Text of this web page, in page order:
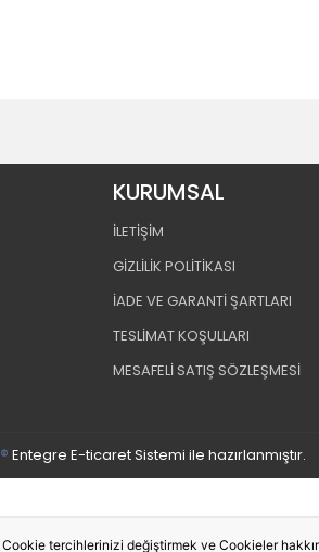
KURUMSAL
İLETİŞİM
GİZLİLİK POLİTİKASI
İADE VE GARANTİ ŞARTLARI
TESLİMAT KOŞULLARI
MESAFELİ SATIŞ SÖZLEŞMESİ
Entegre E-ticaret Sistemi ile hazırlanmıştır.
tercihlerinizi değiştirmek ve Cookieler